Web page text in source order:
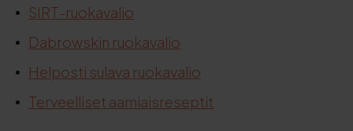
SIRT-ruokavalio
Dabrowskin ruokavalio
Helposti sulava ruokavalio
Terveelliset aamiaisreseptit